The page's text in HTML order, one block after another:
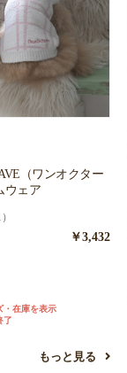
（ワンオクター
ウェア
￥3,432
・在庫を表示
了
もっと見る